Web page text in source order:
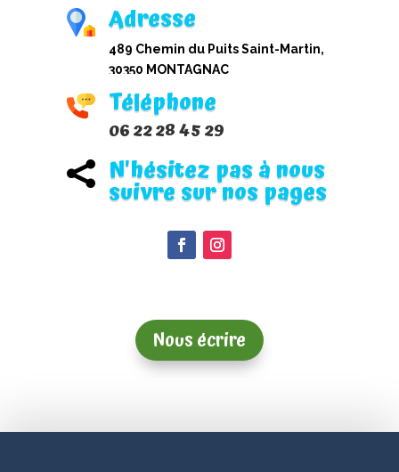
Adresse
489 Chemin du Puits Saint-Martin,
30350 MONTAGNAC
Téléphone
06 22 28 45 29
 N'hésitez pas à nous
suivre sur nos pages
Nous écrire